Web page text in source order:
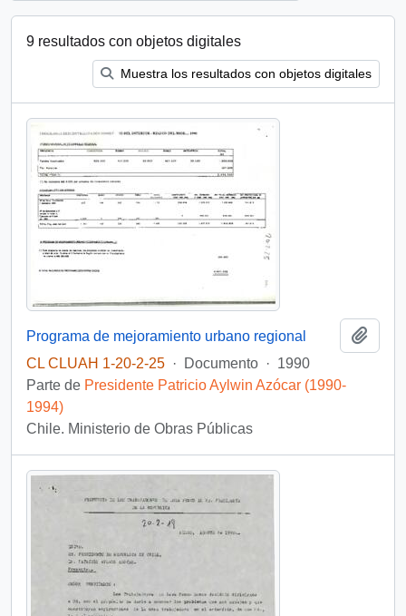
9 resultados con objetos digitales
Muestra los resultados con objetos digitales
Programa de mejoramiento urbano regional
CL CLUAH 1-20-2-25 · Documento · 1990
Parte de Presidente Patricio Aylwin Azócar (1990-
1994)
Chile. Ministerio de Obras Públicas